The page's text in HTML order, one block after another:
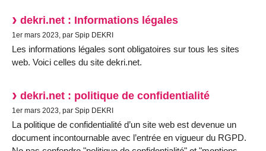
dekri.net : Informations légales
1er mars 2023, par Spip DEKRI
Les informations légales sont obligatoires sur tous les sites
web. Voici celles du site dekri.net.
dekri.net : politique de confidentialité
1er mars 2023, par Spip DEKRI
La politique de confidentialité d’un site web est devenue un
document incontournable avec l’entrée en vigueur du RGPD.